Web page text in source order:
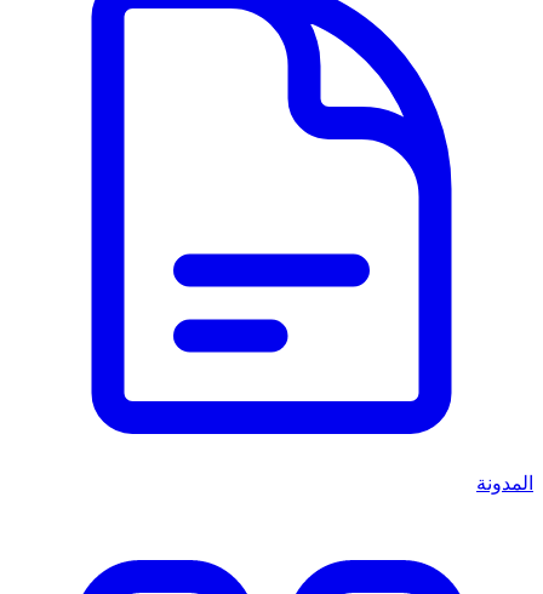
المدونة